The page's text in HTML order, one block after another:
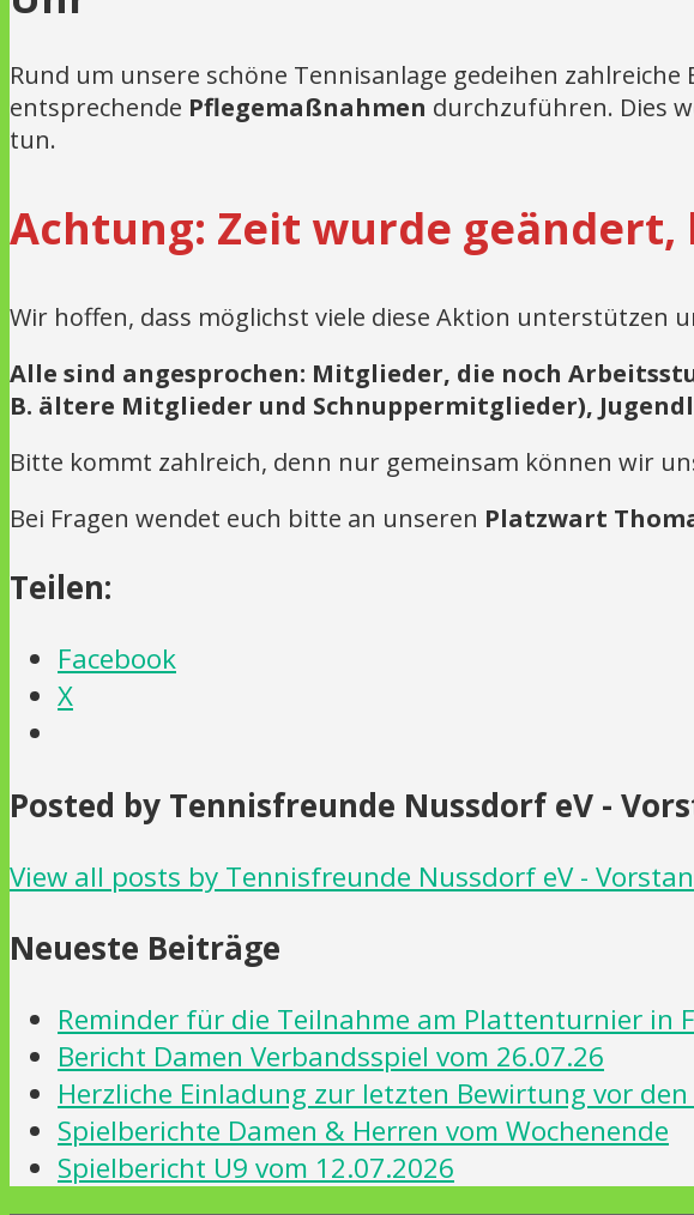
Rund um unsere schöne Tennisanlage gedeihen
entsprechende Pflegemaßnahmen durchzuführen. Dies
tun.
Achtung: Zeit wurde
Wir hoffen, dass möglichst viele diese Aktion unterstützen
Alle sind angesprochen: Mitglieder, die noch
B. ältere Mitglieder und Schnuppermitglieder),
Bitte kommt zahlreich, denn nur gemeinsam können wir
Bei Fragen wendet euch bitte an unseren Platzwart
Teilen:
Facebook
X
Posted by Tennisfreunde Nussdorf eV -
View all posts by Tennisfreunde Nussdorf eV -
Neueste Beiträge
Reminder für die Teilnahme am Plattenturnier in
Bericht Damen Verbandsspiel vom 26.07.26
Herzliche Einladung zur letzten Bewirtung vor
Spielberichte Damen & Herren vom Wochenende
Spielbericht U9 vom 12.07.2026